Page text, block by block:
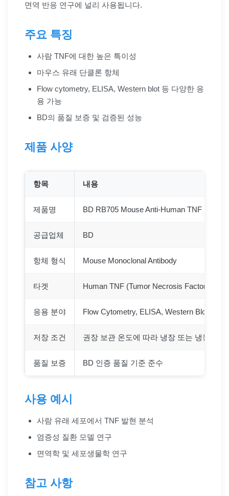
면역 반응 연구에 널리 사용됩니다.
주요 특징
사람 TNF에 대한 높은 특이성
마우스 유래 단클론 항체
Flow cytometry, ELISA, Western blot 등 다양한 응
용 가능
BD의 품질 보증 및 검증된 성능
제품 사양
항목 내용
제품명 BD RB705 Mouse Anti-Human TNF
공급업체 BD
항체 형식 Mouse Monoclonal Antibody
타겟 Human TNF (Tumor Necrosis Factor)
응용 분야 Flow Cytometry, ELISA, Western Blot 등
저장 조건 권장 보관 온도에 따라 냉장 또는 냉동 보관
품질 보증 BD 인증 품질 기준 준수
사용 예시
사람 유래 세포에서 TNF 발현 분석
염증성 질환 모델 연구
면역학 및 세포생물학 연구
참고 사항